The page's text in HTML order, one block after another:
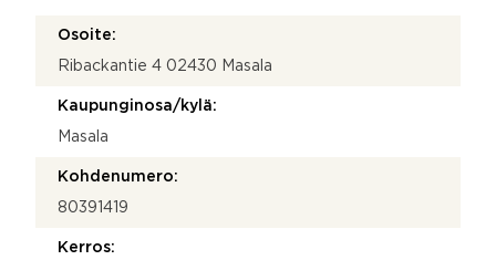
Osoite:
Ribackantie 4 02430 Masala
Kaupunginosa/kylä:
Masala
Kohdenumero:
80391419
Kerros: